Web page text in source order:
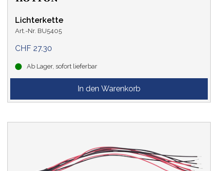
Lichterkette
Art.-Nr. BU5405
CHF 27.30
Ab Lager, sofort lieferbar